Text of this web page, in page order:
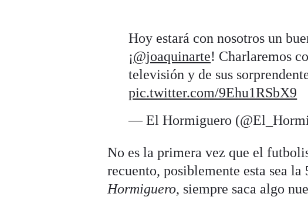
Hoy estará con nosotros un
¡@joaquinarte! Charlaremos
televisión y de sus
pic.twitter.com/9Ehu1RSbX9
— El Hormiguero
No es la primera vez que el
recuento, posiblemente esta sea la
Hormiguero, siempre saca algo